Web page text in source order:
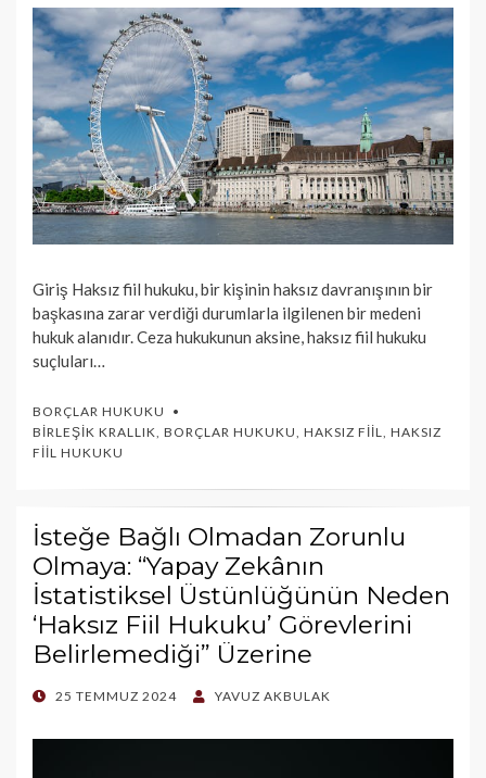
Giriş Haksız fiil hukuku, bir kişinin haksız davranışının bir
başkasına zarar verdiği durumlarla ilgilenen bir medeni
hukuk alanıdır. Ceza hukukunun aksine, haksız fiil hukuku
suçluları…
BORÇLAR HUKUKU
BIRLEŞIK KRALLIK BORÇLAR HUKUKU HAKSIZ FIIL
HAKSIZ
FIIL HUKUKU
İsteğe Bağlı Olmadan Zorunlu
Olmaya: “Yapay Zekânın
İstatistiksel Üstünlüğünün Neden
‘Haksız Fiil Hukuku’ Görevlerini
Belirlemediği” Üzerine
POSTED
25 TEMMUZ 2024 YAVUZ AKBULAK